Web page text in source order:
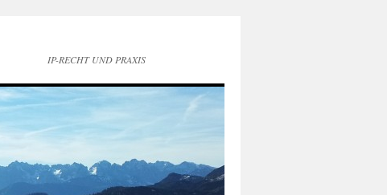
IP-RECHT UND PRAXIS